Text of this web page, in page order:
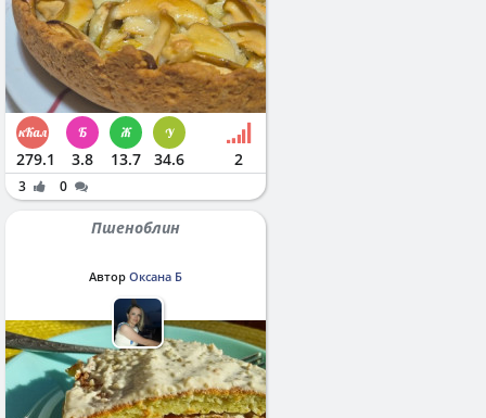
279.1 3.8 13.7 34.6 2
3 0
Пшеноблин
Автор Оксана Б